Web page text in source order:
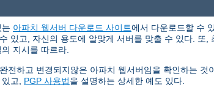
아파치 웹서버 다운로드 사이트에서 다운로드할 수
있고, 자신의 용도에 알맞게 서버를 맞출 수 있다.
지시를 따르라.
전하고 변경되지않은 아파치 웹서버임을 확인하는
고, PGP 사용법을 설명하는 상세한 예도 있다.